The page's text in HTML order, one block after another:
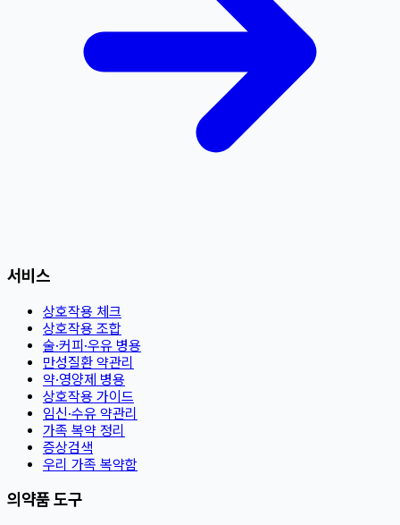
서비스
상호작용 체크
상호작용 조합
술·커피·우유 병용
만성질환 약관리
약·영양제 병용
상호작용 가이드
임신·수유 약관리
가족 복약 정리
증상검색
우리 가족 복약함
의약품 도구